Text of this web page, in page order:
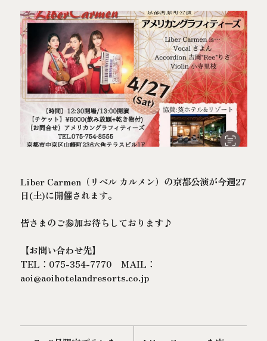
Liber Carmen（リベル カルメン）の京都公演が今週27
日(土)に開催されます。
皆さまのご参加お待ちしております♪
【お問い合わせ先】
TEL：075-354-7770 MAIL：
aoi@aoihotelandresorts.co.jp
文化体験ツアー予約
よくあるご質問
お問い合わせ
ご予約
サイトポリシー
空室検索
TEL.075-354-7770
葵 HOTEL KYOTOのプラン一覧
予約変更